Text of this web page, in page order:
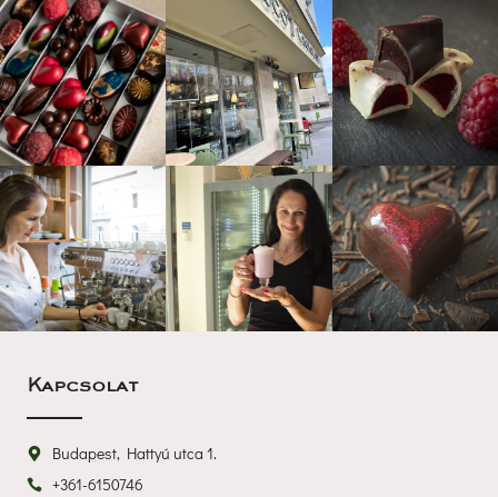
Kapcsolat
Budapest, Hattyú utca 1.
+361-6150746